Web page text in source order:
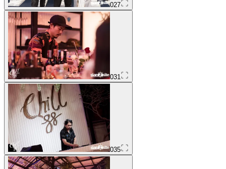
027
031
035